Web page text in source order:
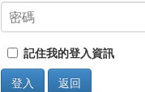
記住我的登入資訊
登入
返回